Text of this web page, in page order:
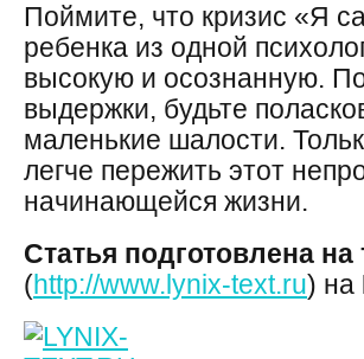
Поймите, что кризис «Я
ребенка из одной
высокую и осознанную.
выдержки, будьте
маленькие шалости.
легче пережить этот
начинающейся жизни.
Статья подготовлена
(http://www.lynix-text.ru) на